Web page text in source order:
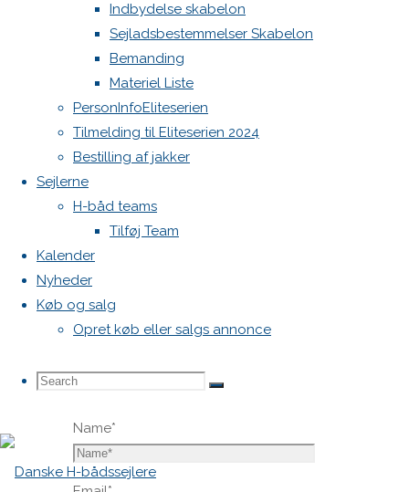
Indbydelse skabelon
Sejladsbestemmelser Skabelon
Bemanding
Materiel Liste
PersonInfoEliteserien
Tilmelding til Eliteserien 2024
Bestilling af jakker
Sejlerne
H-båd teams
Tilføj Team
Kalender
Nyheder
Køb og salg
Opret køb eller salgs annonce
Search
Search
Search
Din e-
mailadresse
vil ikke
blive
publiceret.
Krævede
felter er
markeret
med
*
Comment
Name*